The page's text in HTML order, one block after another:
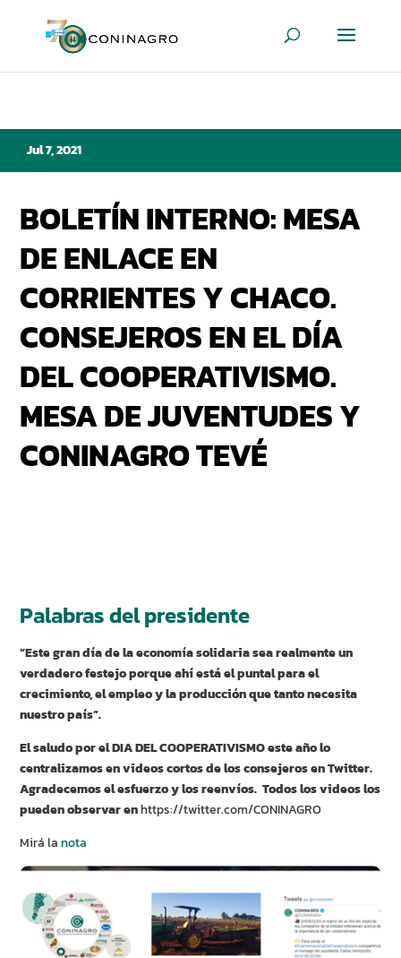
Jul 7, 2021
BOLETÍN INTERNO: MESA
DE ENLACE EN
CORRIENTES Y CHACO.
CONSEJEROS EN EL DÍA
DEL COOPERATIVISMO.
MESA DE JUVENTUDES Y
CONINAGRO TEVÉ
Palabras del presidente
“Este gran día de la economía solidaria sea realmente un
verdadero festejo porque ahí está el puntal para el
crecimiento, el empleo y la producción que tanto necesita
nuestro país”.
El saludo por el DIA DEL COOPERATIVISMO este año lo
centralizamos en videos cortos de los consejeros en Twitter.
Agradecemos el esfuerzo y los reenvíos. Todos los videos los
pueden observar enhttps://twitter.com/CONINAGRO
Mirá lanota